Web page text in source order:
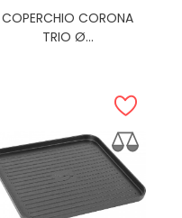
COPERCHIO CORONA
TRIO Ø...